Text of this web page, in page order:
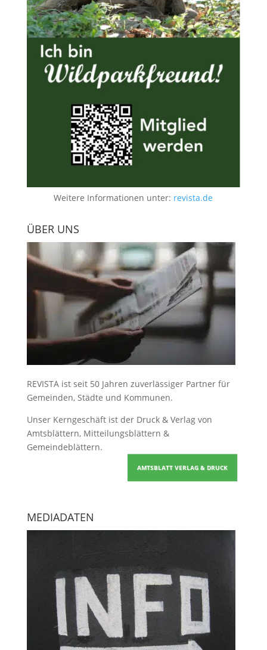
Weitere Informationen unter: revista.de
ÜBER UNS
REVISTA ist seit 50 Jahren zuverlässiger Partner für
Gemeinden, Städte und Kommunen.
Unser Kerngeschäft ist der Druck & Verlag von
Amtsblättern, Mitteilungsblättern &
Gemeindeblättern.
AMTSBLATT VERLAG & DRUCK
MEDIADATEN